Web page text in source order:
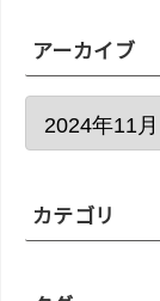
アーカイブ
カテゴリ